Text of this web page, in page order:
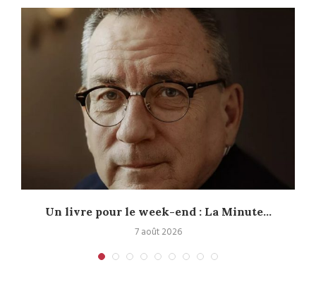
Un livre pour le week-end : La Minute...
7 août 2026